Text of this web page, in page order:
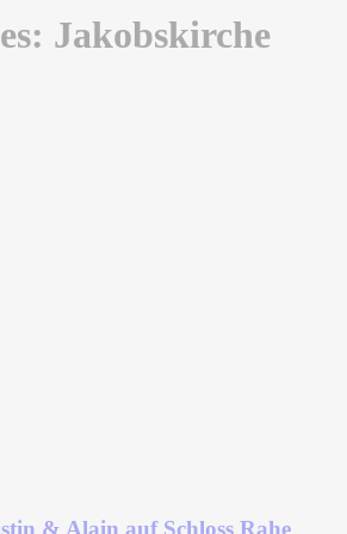
Jakobskirche
& Alain auf Schloss Rahe